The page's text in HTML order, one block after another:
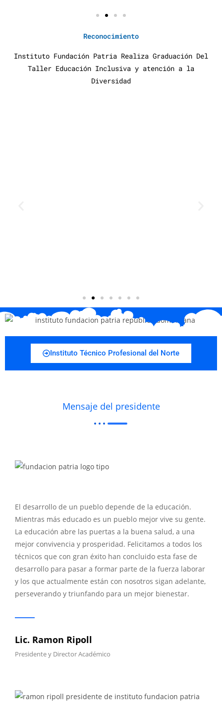
Reconocimiento
Instituto Fundación Patria Realiza Graduación Del
Taller Educación Inclusiva y atención a la
Diversidad
Instituto Técnico Profesional del Norte
Mensaje del presidente
El desarrollo de un pueblo depende de la educación.
Mientras más educado es un pueblo mejor vive su gente.
La educación abre las puertas a la buena salud, a una
mejor convivencia y prosperidad. Felicitamos a todos los
técnicos que con gran éxito han concluido esta fase de
desarrollo para pasar a formar parte de la fuerza laborar
y los que actualmente están con nosotros sigan adelante,
perseverando y triunfando para un mejor bienestar.
Lic. Ramon Ripoll
Presidente y Director Académico